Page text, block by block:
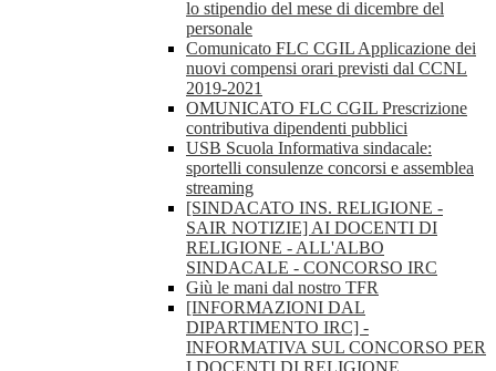
lo stipendio del mese di dicembre del
personale
Comunicato FLC CGIL Applicazione dei
nuovi compensi orari previsti dal CCNL
2019-2021
OMUNICATO FLC CGIL Prescrizione
contributiva dipendenti pubblici
USB Scuola Informativa sindacale:
sportelli consulenze concorsi e assemblea
streaming
[SINDACATO INS. RELIGIONE -
SAIR NOTIZIE] AI DOCENTI DI
RELIGIONE - ALL'ALBO
SINDACALE - CONCORSO IRC
Giù le mani dal nostro TFR
[INFORMAZIONI DAL
DIPARTIMENTO IRC] -
INFORMATIVA SUL CONCORSO PER